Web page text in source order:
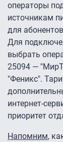
операторы
источникам
для
Для
выбрать
25094 —
"Феникс".
интернет-
приоритет
Напомним,